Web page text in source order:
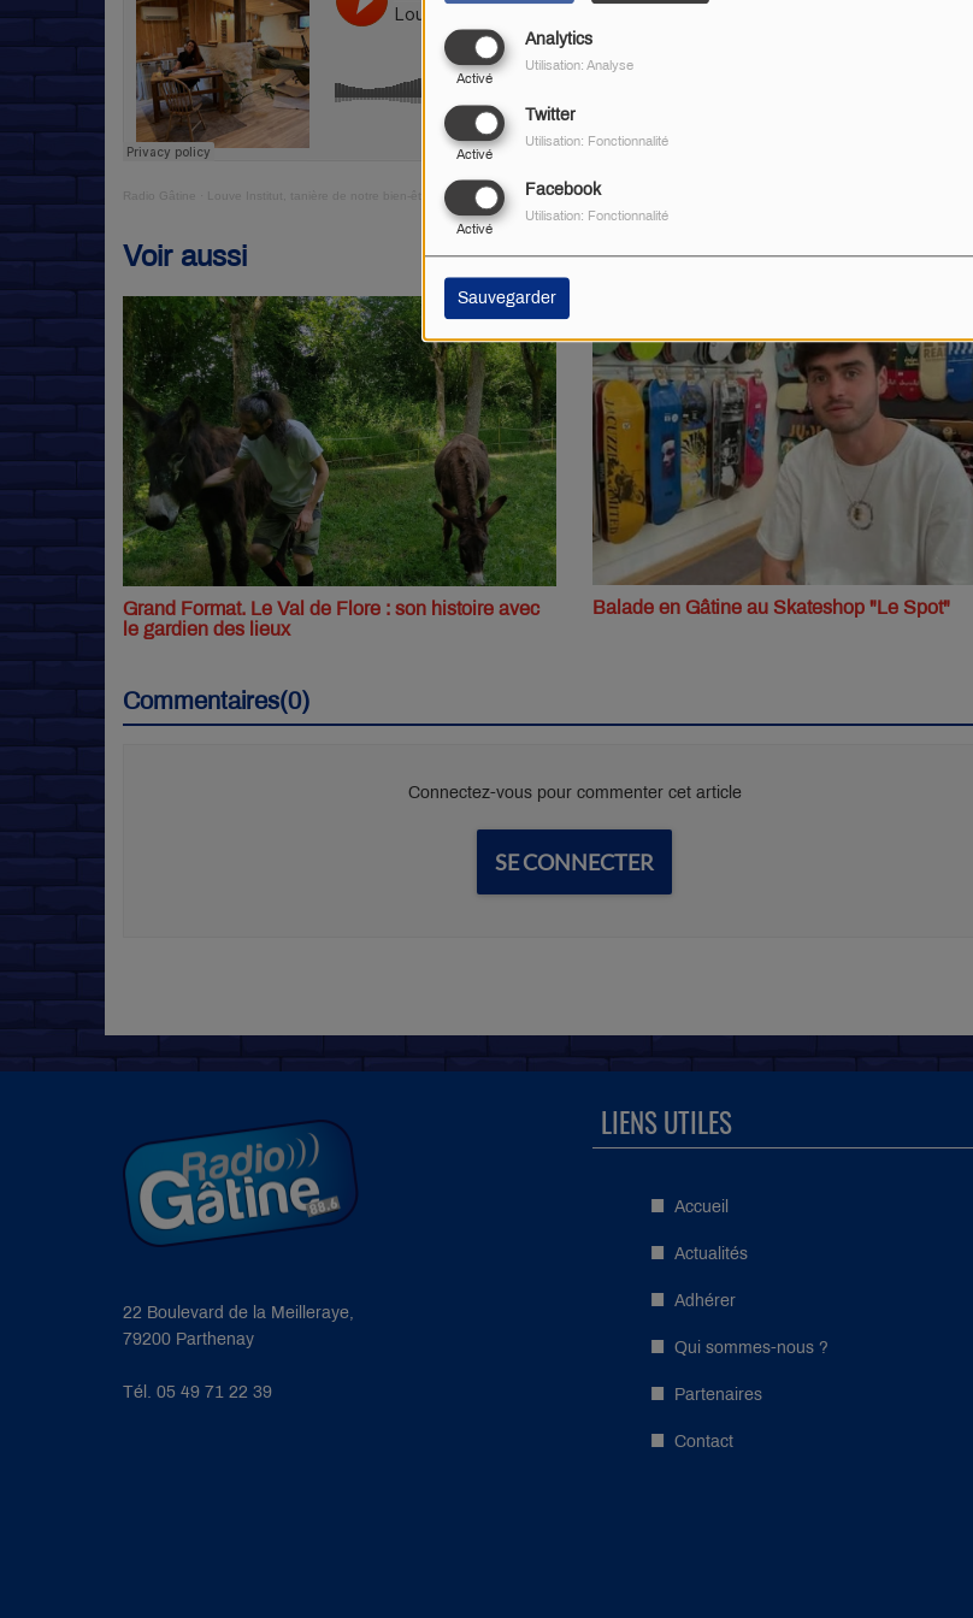
Analytics
Activé
Utilisation: Analyse
Twitter
Activé
Utilisation: Fonctionnalité
Facebook
Activé
Utilisation: Fonctionnalité
Sauvegarder
Radio Gâtine Louve Institut, tanière de notre bien-être
Voir aussi
Grand Format. Le Val de Flore : son histoire avec
le gardien des lieux
Balade en Gâtine au Skateshop "Le Spot"
Commentaires(0)
Connectez-vous pour commenter cet article
SE CONNECTER
22 Boulevard de la Meilleraye,
79200 Parthenay
Tél. 05 49 71 22 39
LIENS UTILES
Accueil
Actualités
Adhérer
Qui sommes-nous ?
Partenaires
Contact